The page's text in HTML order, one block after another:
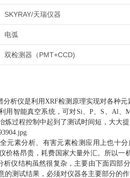
SKYRAY/天瑞仪器
电弧
双检测器（PMT+CCD)
分析仪是利用XRF检测原理实现对各种元
用智能真空系统，可对Si、P、S、Al
炼过程控制中起到了测试时间短，大大
元素分析、有害元素检测应用上也十
价格昂贵，耗费国家大量外汇。所以
析仪结构虽然很复杂，主要由下面四部
的测试结果，必须对仪器各主要部分的作